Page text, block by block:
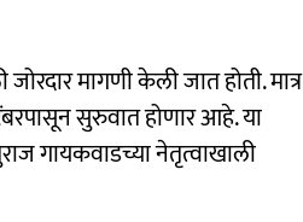
मागणी केली जात होती. मात्र
सुरुवात होणार आहे. या
गायकवाडच्या नेतृत्वाखाली